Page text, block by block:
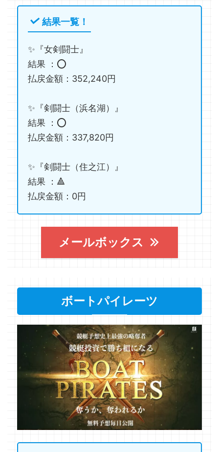
結果一覧！
✨『女剣闘士』
結果 ：⭕️
払戻金額：352,240円
✨『剣闘士（浜名湖）』
結果 ：⭕️
払戻金額：337,820円
✨『剣闘士（住之江）』
結果 ：🔺
払戻金額：0円
メールボックス
ボートパイレーツ